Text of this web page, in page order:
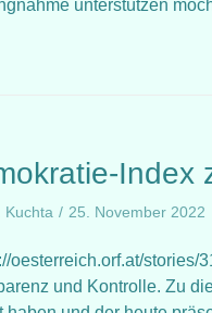
unterstützen
Index
Kuchta 25. November 2022
oesterreich.orf.at/stories/
und Kontrolle. Zu